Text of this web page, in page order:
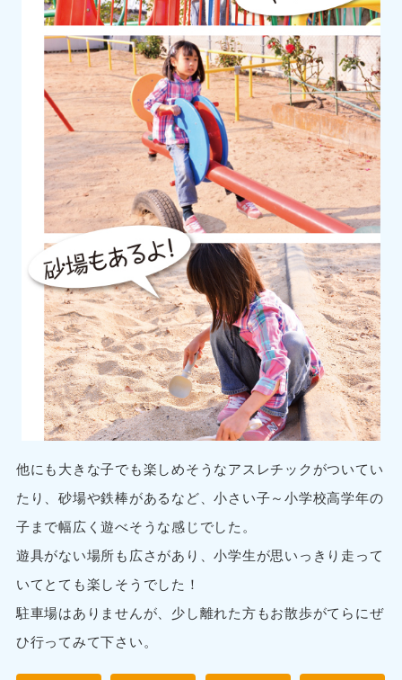
他にも大きな子でも楽しめそうなアスレチックがついてい
たり、砂場や鉄棒があるなど、小さい子～小学校高学年の
子まで幅広く遊べそうな感じでした。
遊具がない場所も広さがあり、小学生が思いっきり走って
いてとても楽しそうでした！
駐車場はありませんが、少し離れた方もお散歩がてらにぜ
ひ行ってみて下さい。